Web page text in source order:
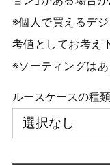
※個人で買えるデ
考値としてお考え
※ソーティングはあ
ルースケースの種類